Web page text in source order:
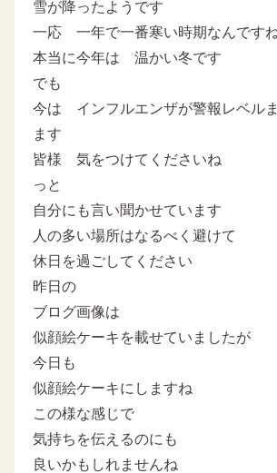
雪が降ったようです
一応 一年で一番寒い時期なんです
本当に今年は 温かい冬です
でも
今は インフルエンザが警報レベル
ます
皆様 気をつけてくださいね
っと
自分にも言い聞かせています
人の多い場所はなるべく避けて
休日を過ごしてください
昨日の
ブログ画像は
似顔絵ケーキを載せていましたが
今日も
似顔絵ケーキにしますね
この様な感じで
気持ちを伝えるのにも
良いかもしれませんね